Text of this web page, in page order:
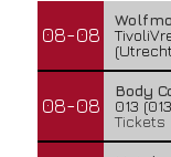
08-08
08-08
Body
013
Tickets